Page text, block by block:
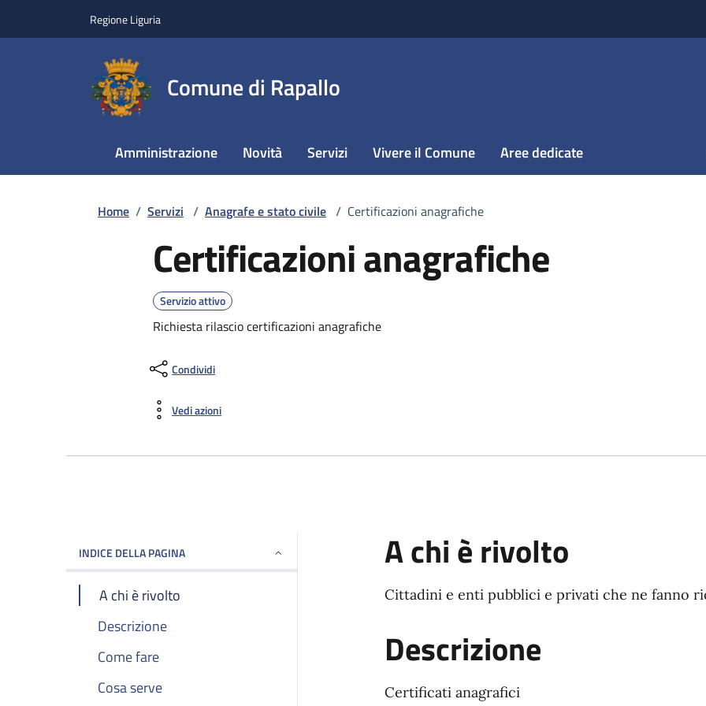
Regione Liguria
Comune di Rapallo
Amministrazione Novità Servizi Vivere il Comune Aree dedicate
Home / Servizi / Anagrafe e stato civile / Certificazioni anagrafiche
Certificazioni anagrafiche
Servizio attivo
Richiesta rilascio certificazioni anagrafiche
Condividi
Vedi azioni
INDICE DELLA PAGINA
A chi è rivolto
Descrizione
Come fare
Cosa serve
A chi è rivolto
Cittadini e enti pubblici e privati che ne fanno
Descrizione
Certificati anagrafici